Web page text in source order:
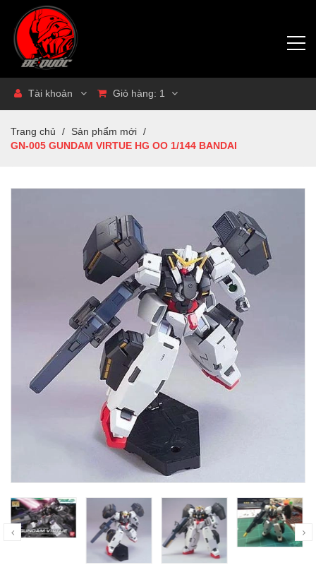
Tài khoản Giỏ hàng: 1
Trang chủ / Sản phẩm mới /
GN-005 GUNDAM VIRTUE HG OO 1/144 BANDAI